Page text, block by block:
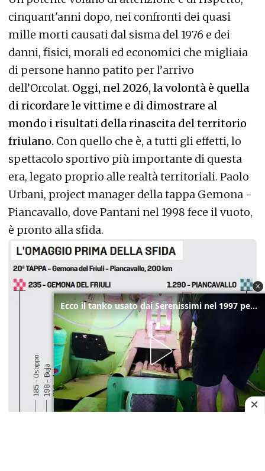
cinquant'anni dopo, nei confronti dei quasi
mille morti causati dal sisma del 1976 e dei
danni, fisici, morali ed economici che migliaia
di persone hanno patito per l’arrivo
dell’Orcolat. Oggi, nel 2026, la volontà è quella
di ricordare le vittime e di dimostrare al
mondo i risultati della rinascita del territorio
friulano. Con quello che è, a tutti gli effetti, lo
spettacolo sportivo più importante di questa
era, legato proprio alle realtà territoriali. Paolo
Urbani, project manager della tappa Gemona -
Piancavallo, dove Pantani nel 1998 fece il vuoto,
è pronto alla sfida.
Ecco il tanko usato dai Serenissimi nel 1997 per il blitz a San Marco